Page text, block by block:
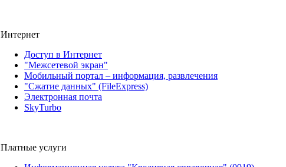
Интернет
Доступ в Интернет
"Межсетевой экран"
Мобильный портал – информация, развлечения
"Сжатие данных" (FileExpress)
Электронная почта
SkyTurbo
Платные услуги